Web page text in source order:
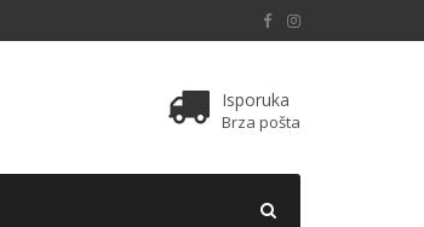
Isporuka
Brza pošta